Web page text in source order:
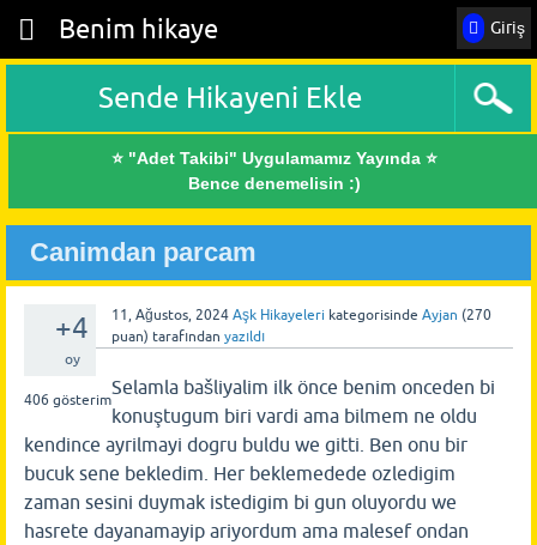
Giriş
Benim hikaye
Sende Hikayeni Ekle
⭐ "Adet Takibi" Uygulamamız Yayında ⭐
Bence denemelisin :)
Canimdan parcam
+4
oy
406 gösterim
11, Ağustos, 2024 Aşk Hikayeleri kategorisinde Ayjan (270
puan) tarafından yazıldı
Selamla bašliyalim ilk önce benim onceden bi
konuştugum biri vardi ama bilmem ne oldu
kendince ayrilmayi dogru buldu we gitti. Ben onu bir
bucuk sene bekledim. Her beklemedede ozledigim
zaman sesini duymak istedigim bi gun oluyordu we
hasrete dayanamayip ariyordum ama malesef ondan